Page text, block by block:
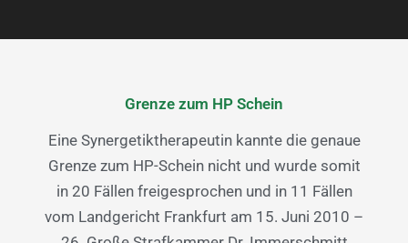
Grenze zum HP Schein
Eine Synergetiktherapeutin kannte die genaue
Grenze zum HP-Schein nicht und wurde somit
in 20 Fällen freigesprochen und in 11 Fällen
vom Landgericht Frankfurt am 15. Juni 2010 –